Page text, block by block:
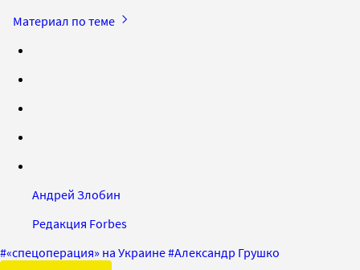
Материал по теме
Андрей Злобин
Редакция Forbes
#«спецоперация» на Украине#Александр Грушко